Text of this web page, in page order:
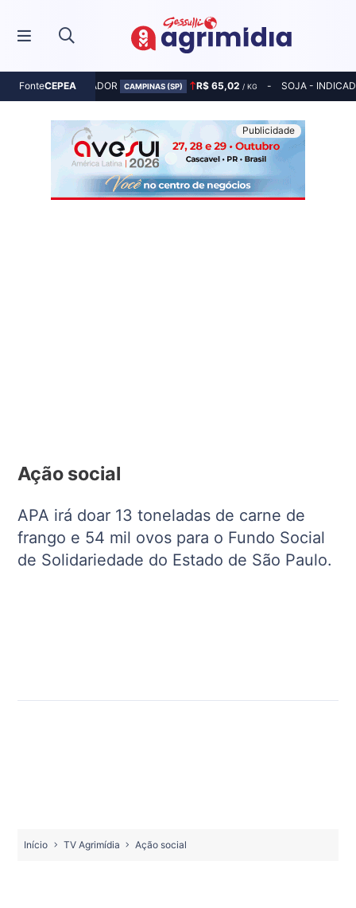
FonteCEPEA
MILHO - INDICADOR CAMPINAS (SP) R$ 65,02 / KG SOJA -
Ação social
APA irá doar 13 toneladas de carne de
frango e 54 mil ovos para o Fundo Social
de Solidariedade do Estado de São Paulo.
Início TV Agrimídia Ação social